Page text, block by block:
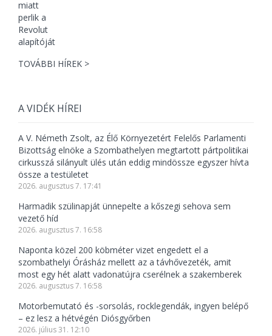
TOVÁBBI HÍREK >
A VIDÉK HÍREI
A V. Németh Zsolt, az Élő Környezetért Felelős Parlamenti
Bizottság elnöke a Szombathelyen megtartott pártpolitikai
cirkusszá silányult ülés után eddig mindössze egyszer hívta
össze a testületet
2026. augusztus 7. 17:41
Harmadik szülinapját ünnepelte a kőszegi sehova sem
vezető híd
2026. augusztus 7. 16:58
Naponta közel 200 köbméter vizet engedett el a
szombathelyi Órásház mellett az a távhővezeték, amit
most egy hét alatt vadonatújra cserélnek a szakemberek
2026. augusztus 7. 16:58
Motorbemutató és -sorsolás, rocklegendák, ingyen belépő
– ez lesz a hétvégén Diósgyőrben
2026. július 31. 12:10